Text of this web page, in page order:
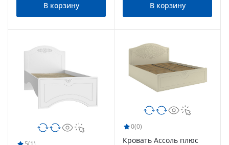
В корзину
В корзину
0(0)
Кровать Ассоль плюс